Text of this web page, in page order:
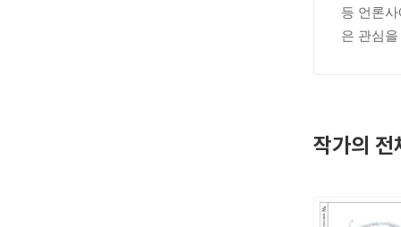
등 언론
은 관심
작가의 전